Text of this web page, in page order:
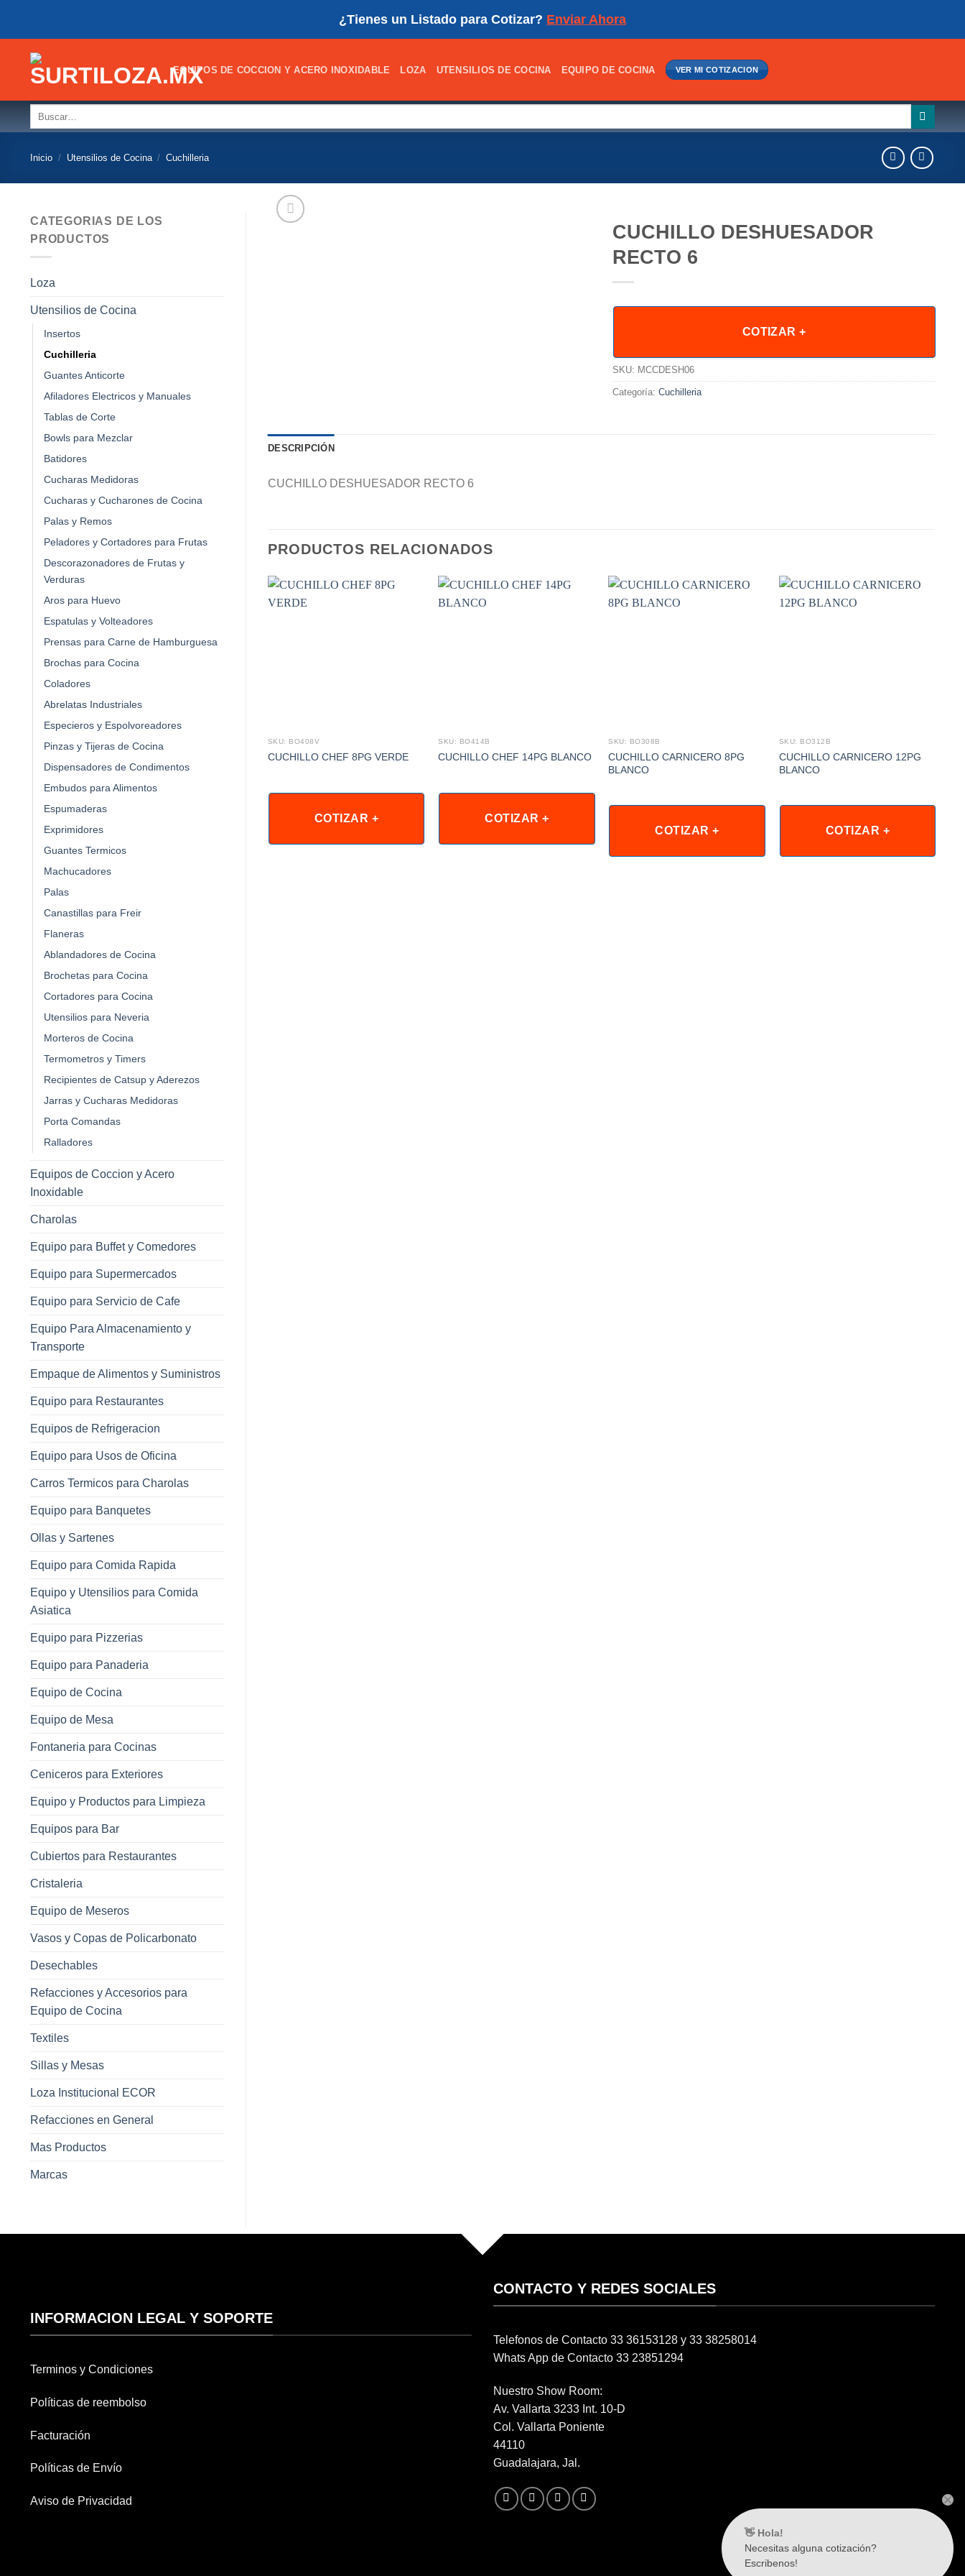
¿Tienes un Listado para Cotizar? Enviar Ahora
EQUIPOS DE COCCION Y ACERO INOXIDABLE LOZA UTENSILIOS DE COCINA EQUIPO DE COCINA VER MI COTIZACION
Inicio / Utensilios de Cocina / Cuchilleria
CATEGORIAS DE LOS
PRODUCTOS
Loza
Utensilios de Cocina
Insertos
Cuchilleria
Guantes Anticorte
Afiladores Electricos y Manuales
Tablas de Corte
Bowls para Mezclar
Batidores
Cucharas Medidoras
Cucharas y Cucharones de Cocina
Palas y Remos
Peladores y Cortadores para Frutas
Descorazonadores de Frutas y
Verduras
Aros para Huevo
Espatulas y Volteadores
Prensas para Carne de Hamburguesa
Brochas para Cocina
Coladores
Abrelatas Industriales
Especieros y Espolvoreadores
Pinzas y Tijeras de Cocina
Dispensadores de Condimentos
Embudos para Alimentos
Espumaderas
Exprimidores
Guantes Termicos
Machucadores
Palas
Canastillas para Freir
Flaneras
Ablandadores de Cocina
Brochetas para Cocina
Cortadores para Cocina
Utensilios para Neveria
Morteros de Cocina
Termometros y Timers
Recipientes de Catsup y Aderezos
Jarras y Cucharas Medidoras
Porta Comandas
Ralladores
Equipos de Coccion y Acero
Inoxidable
Charolas
Equipo para Buffet y Comedores
Equipo para Supermercados
Equipo para Servicio de Cafe
Equipo Para Almacenamiento y
Transporte
Empaque de Alimentos y Suministros
Equipo para Restaurantes
Equipos de Refrigeracion
Equipo para Usos de Oficina
Carros Termicos para Charolas
Equipo para Banquetes
Ollas y Sartenes
Equipo para Comida Rapida
Equipo y Utensilios para Comida
Asiatica
Equipo para Pizzerias
Equipo para Panaderia
Equipo de Cocina
Equipo de Mesa
Fontaneria para Cocinas
Ceniceros para Exteriores
Equipo y Productos para Limpieza
Equipos para Bar
Cubiertos para Restaurantes
Cristaleria
Equipo de Meseros
Vasos y Copas de Policarbonato
Desechables
Refacciones y Accesorios para
Equipo de Cocina
Textiles
Sillas y Mesas
Loza Institucional ECOR
Refacciones en General
Mas Productos
Marcas
CUCHILLO DESHUESADOR
RECTO 6
COTIZAR +
SKU: MCCDESH06
Categoría: Cuchilleria
DESCRIPCIÓN
CUCHILLO DESHUESADOR RECTO 6
PRODUCTOS RELACIONADOS
SKU: BO408V
CUCHILLO CHEF 8PG VERDE
COTIZAR +
SKU: BO414B
CUCHILLO CHEF 14PG BLANCO
COTIZAR +
SKU: BO308B
CUCHILLO CARNICERO 8PG
BLANCO
COTIZAR +
SKU: BO312B
CUCHILLO CARNICERO 12PG
BLANCO
COTIZAR +
INFORMACION LEGAL Y SOPORTE
Terminos y Condiciones
Políticas de reembolso
Facturación
Políticas de Envío
Aviso de Privacidad
CONTACTO Y REDES SOCIALES
Telefonos de Contacto 33 36153128 y 33 38258014
Whats App de Contacto 33 23851294
Nuestro Show Room:
Av. Vallarta 3233 Int. 10-D
Col. Vallarta Poniente
44110
Guadalajara, Jal.
👋 Hola!
Necesitas alguna cotización?
Escribenos!